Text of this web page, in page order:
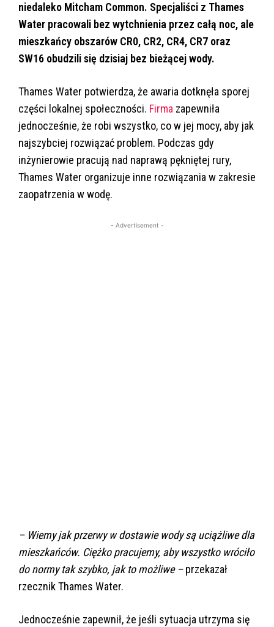
niedaleko Mitcham Common. Specjaliści z Thames
Water pracowali bez wytchnienia przez całą noc, ale
mieszkańcy obszarów CR0, CR2, CR4, CR7 oraz
SW16 obudzili się dzisiaj bez bieżącej wody.
Thames Water potwierdza, że awaria dotknęła sporej
części lokalnej społeczności. Firma zapewniła
jednocześnie, że robi wszystko, co w jej mocy, aby jak
najszybciej rozwiązać problem. Podczas gdy
inżynierowie pracują nad naprawą pękniętej rury,
Thames Water organizuje inne rozwiązania w zakresie
zaopatrzenia w wodę.
- Advertisement -
– Wiemy jak przerwy w dostawie wody są uciążliwe dla
mieszkańców. Ciężko pracujemy, aby wszystko wróciło
do normy tak szybko, jak to możliwe –przekazał
rzecznik Thames Water.
Jednocześnie zapewnił, że jeśli sytuacja utrzyma się